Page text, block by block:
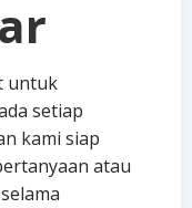
untuk
setiap
kami siap
atau